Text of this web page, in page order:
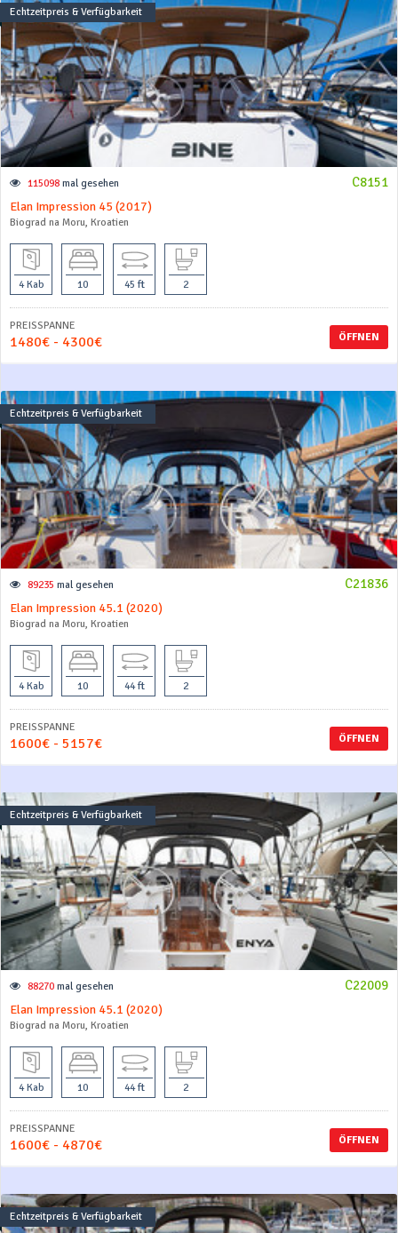
Echtzeitpreis & Verfügbarkeit
C8151
115098 mal gesehen
Elan Impression 45 (2017)
Biograd na Moru, Kroatien
4 Kab 10 45 ft 2
ÖFFNEN
PREISSPANNE
1480€ - 4300€
Echtzeitpreis & Verfügbarkeit
C21836
89235 mal gesehen
Elan Impression 45.1 (2020)
Biograd na Moru, Kroatien
4 Kab 10 44 ft 2
ÖFFNEN
PREISSPANNE
1600€ - 5157€
Echtzeitpreis & Verfügbarkeit
C22009
88270 mal gesehen
Elan Impression 45.1 (2020)
Biograd na Moru, Kroatien
4 Kab 10 44 ft 2
ÖFFNEN
PREISSPANNE
1600€ - 4870€
Echtzeitpreis & Verfügbarkeit